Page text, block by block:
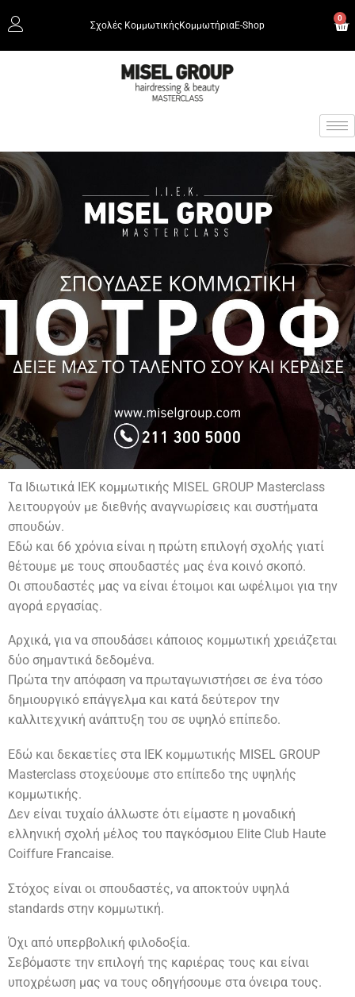
Σχολές ΚομμωτικήςΚομμωτήριαΕ-Shop
0
Τα Ιδιωτικά ΙΕΚ κομμωτικής MISEL GROUP Masterclass
λειτουργούν με διεθνής αναγνωρίσεις και συστήματα
σπουδών.
Εδώ και 66 χρόνια είναι η πρώτη επιλογή σχολής γιατί
θέτουμε με τους σπουδαστές μας ένα κοινό σκοπό.
Οι σπουδαστές μας να είναι έτοιμοι και ωφέλιμοι για την
αγορά εργασίας.
Αρχικά, για να σπουδάσει κάποιος κομμωτική χρειάζεται
δύο σημαντικά δεδομένα.
Πρώτα την απόφαση να πρωταγωνιστήσει σε ένα τόσο
δημιουργικό επάγγελμα και κατά δεύτερον την
καλλιτεχνική ανάπτυξη του σε υψηλό επίπεδο.
Εδώ και δεκαετίες στα ΙΕΚ κομμωτικής MISEL GROUP
Masterclass στοχεύουμε στο επίπεδο της υψηλής
κομμωτικής.
Δεν είναι τυχαίο άλλωστε ότι είμαστε η μοναδική
ελληνική σχολή μέλος του παγκόσμιου Elite Club Haute
Coiffure Francaise.
Στόχος είναι οι σπουδαστές, να αποκτούν υψηλά
standards στην κομμωτική.
Όχι από υπερβολική φιλοδοξία.
Σεβόμαστε την επιλογή της καριέρας τους και είναι
υποχρέωση μας να τους οδηγήσουμε στα όνειρα τους.